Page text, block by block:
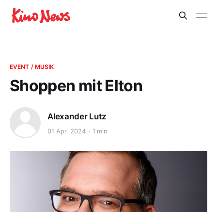
EVENT / MUSIK
Shoppen mit Elton
Alexander Lutz
01 Apr. 2024 1 min